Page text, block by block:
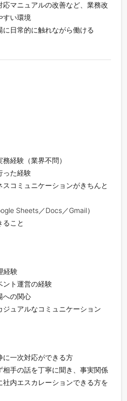
応マニュアルの改善など、業務改
すい環境
に日常的に触れながら働ける
経験（業界不問）
った経験
スコミュニケーションがきちんと
Sheets／Docs／Gmail）
ること
経験
ント運営の経験
への関心
ジュアルなコミュニケーション
に一次対応ができる方
相手の話を丁寧に聞き、事実関係
社内エスカレーションできる方を